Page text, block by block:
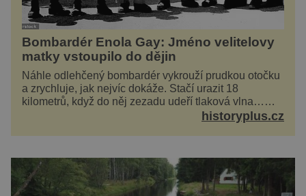
Bombardér Enola Gay: Jméno velitelovy
matky vstoupilo do dějin
Náhle odlehčený bombardér vykrouží prudkou otočku
a zrychluje, jak nejvíc dokáže. Stačí urazit 18
kilometrů, když do něj zezadu udeří tlaková vlna…
Americké rozhodnutí svrhnout ničivou jadernou
historyplus.cz